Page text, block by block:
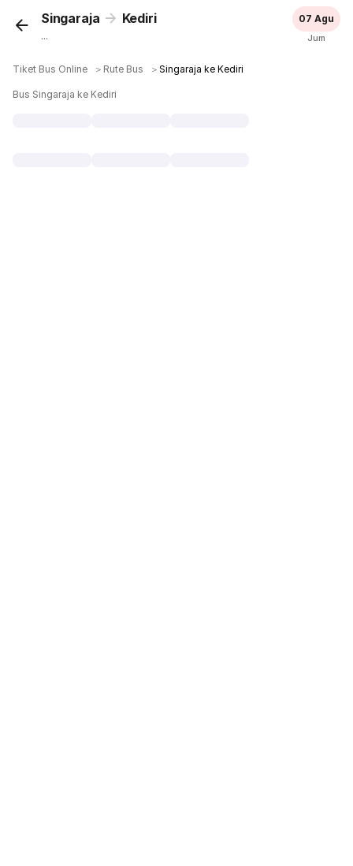
Singaraja Kediri
...
07 Agu
Jum
Tiket Bus Online ＞ Rute Bus ＞ Singaraja ke Kediri
Bus Singaraja ke Kediri